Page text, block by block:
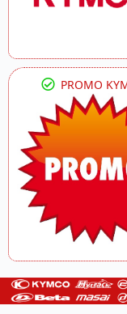
PROMO